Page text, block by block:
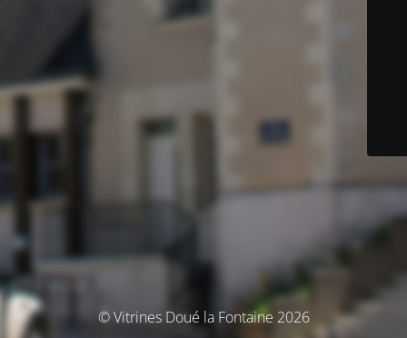
© Vitrines Doué la Fontaine 2026